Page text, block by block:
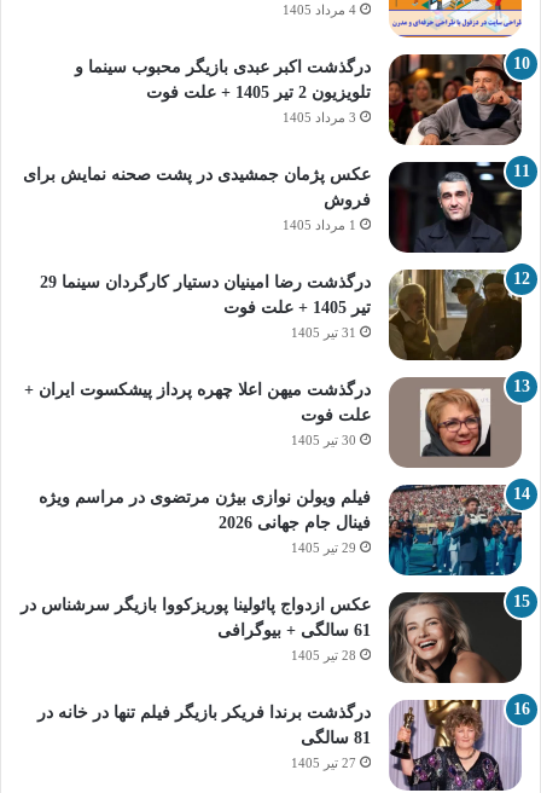
4 مرداد 1405
درگذشت اکبر عبدی بازیگر محبوب سینما و
تلویزیون 2 تیر 1405 + علت فوت
3 مرداد 1405
عکس پژمان جمشیدی در پشت صحنه نمایش برای
فروش
1 مرداد 1405
درگذشت رضا امینیان دستیار کارگردان سینما 29
تیر 1405 + علت فوت
31 تیر 1405
درگذشت میهن اعلا چهره پرداز پیشکسوت ایران +
علت فوت
30 تیر 1405
فیلم ویولن نوازی بیژن مرتضوی در مراسم ویژه
فینال جام جهانی 2026
29 تیر 1405
عکس ازدواج پائولینا پوریزکووا بازیگر سرشناس در
61 سالگی + بیوگرافی
28 تیر 1405
درگذشت برندا فریکر بازیگر فیلم تنها در خانه در
81 سالگی
27 تیر 1405